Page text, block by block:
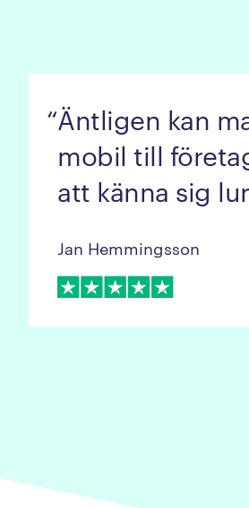
Äntligen kan
mobil till
att känna sig
Jan Hemmingsson